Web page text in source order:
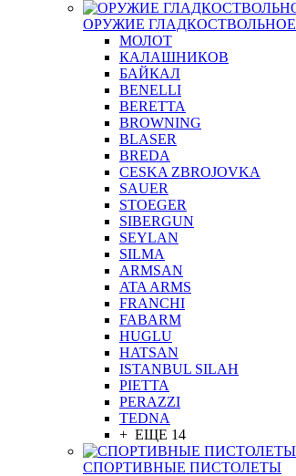
ОРУЖИЕ ГЛАДКОСТВОЛЬНОЕ
МОЛОТ
КАЛАШНИКОВ
БАЙКАЛ
BENELLI
BERETTA
BROWNING
BLASER
BREDA
CESKA ZBROJOVKA
SAUER
STOEGER
SIBERGUN
SEYLAN
SILMA
ARMSAN
ATA ARMS
FRANCHI
FABARM
HUGLU
HATSAN
ISTANBUL SILAH
PIETTA
PERAZZI
TEDNA
+ ЕЩЕ 14
СПОРТИВНЫЕ ПИСТОЛЕТЫ